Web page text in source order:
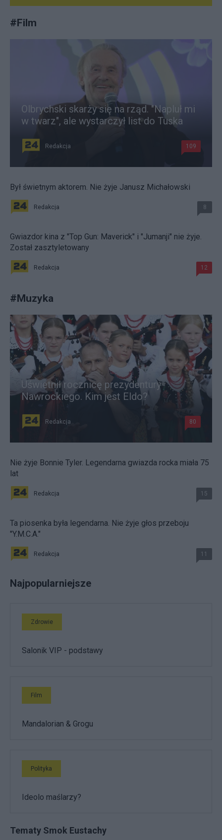
#Film
Olbrychski skarży się na rząd. "Napluł mi
w twarz", ale wystarczył list do Tuska
Redakcja 109
Był świetnym aktorem. Nie żyje Janusz Michałowski
Redakcja 8
Gwiazdor kina z "Top Gun: Maverick" i "Jumanji" nie żyje.
Został zasztyletowany
Redakcja 12
#Muzyka
Uświetnił rocznicę prezydentury
Nawrockiego. Kim jest Eldo?
Redakcja 80
Nie żyje Bonnie Tyler. Legendarna gwiazda rocka miała 75
lat
Redakcja 15
Ta piosenka była legendarna. Nie żyje głos przeboju
"Y.M.C.A."
Redakcja 11
Najpopularniejsze
Zdrowie
Salonik VIP - podstawy
Film
Mandalorian & Grogu
Polityka
Ideolo maślarzy?
Tematy Smok Eustachy